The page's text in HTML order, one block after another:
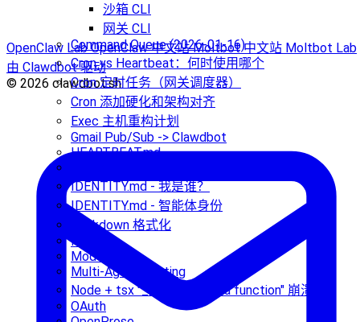
沙箱 CLI
网关 CLI
Command Queue (2026-01-16)
Cron vs Heartbeat：何时使用哪个
Cron 定时任务（网关调度器）
Cron 添加硬化和架构对齐
Exec 主机重构计划
Gmail Pub/Sub -> Clawdbot
HEARTBEAT.md
IDENTITY.md - 我是谁？
IDENTITY.md - 智能体身份
Markdown 格式化
Memory
Models CLI
Multi-Agent Routing
Node + tsx "__name is not a function" 崩溃
OAuth
OpenClaw LabOpenClaw 中文站Moltbot 中文站 Moltbot Lab
由 Clawdbot 驱动
© 2026 clawdbot.sh